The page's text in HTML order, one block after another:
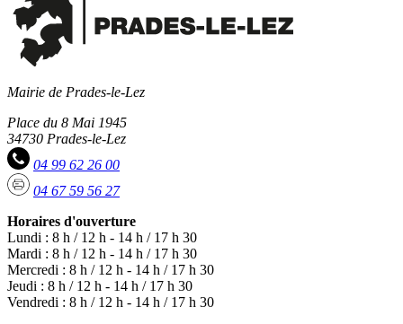
Mairie de Prades-le-Lez
Place du 8 Mai 1945
34730 Prades-le-Lez
04 99 62 26 00
04 67 59 56 27
Horaires d'ouverture
Lundi : 8 h / 12 h - 14 h / 17 h 30
Mardi : 8 h / 12 h - 14 h / 17 h 30
Mercredi : 8 h / 12 h - 14 h / 17 h 30
Jeudi : 8 h / 12 h - 14 h / 17 h 30
Vendredi : 8 h / 12 h - 14 h / 17 h 30